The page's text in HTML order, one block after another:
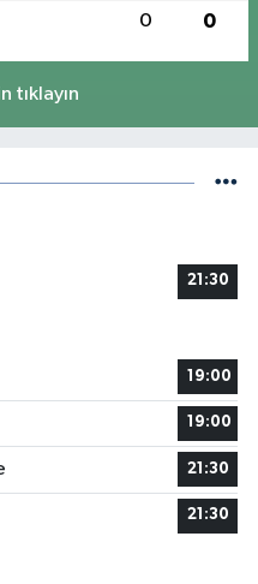
0 0
tıklayın
21:30
19:00
19:00
21:30
21:30